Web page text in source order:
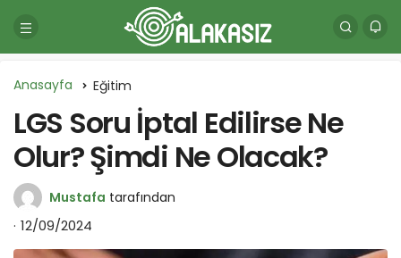
Anasayfa Eğitim
LGS Soru İptal Edilirse Ne
Olur? Şimdi Ne Olacak?
Mustafa tarafından
12/09/2024